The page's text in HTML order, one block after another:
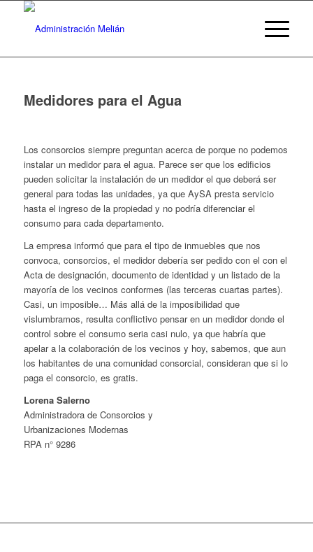
Medidores para el Agua
Los consorcios siempre preguntan acerca de porque no podemos
instalar un medidor para el agua. Parece ser que los edificios
pueden solicitar la instalación de un medidor el que deberá ser
general para todas las unidades, ya que AySA presta servicio
hasta el ingreso de la propiedad y no podría diferenciar el
consumo para cada departamento.
La empresa informó que para el tipo de inmuebles que nos
convoca, consorcios, el medidor debería ser pedido con el con el
Acta de designación, documento de identidad y un listado de la
mayoría de los vecinos conformes (las terceras cuartas partes).
Casi, un imposible… Más allá de la imposibilidad que
vislumbramos, resulta conflictivo pensar en un medidor donde el
control sobre el consumo seria casi nulo, ya que habría que
apelar a la colaboración de los vecinos y hoy, sabemos, que aun
los habitantes de una comunidad consorcial, consideran que si lo
paga el consorcio, es gratis.
Lorena Salerno
Administradora de Consorcios y
Urbanizaciones Modernas
RPA n° 9286